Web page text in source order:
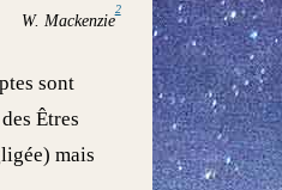
W. Mackenzie
2
sont
Êtres
mais